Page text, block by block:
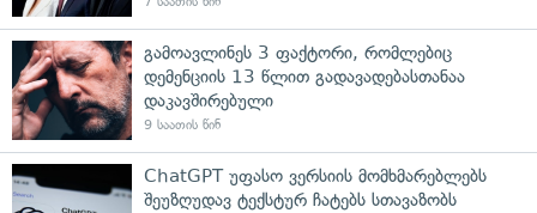
გამოავლინეს 3 ფაქტორი, რომლებიც
დემენციის 13 წლით გადავადებასთანაა
დაკავშირებული
9 საათის წინ
ChatGPT უფასო ვერსიის მომხმარებლებს
შეუზღუდავ ტექსტურ ჩატებს სთავაზობს